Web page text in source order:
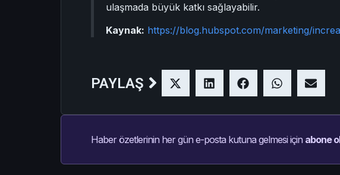
ulaşmada büyük katkı sağlayabilir.
Kaynak: https://blog.hubspot.com/marketing/
PAYLAŞ
Haber özetlerinin her gün e-posta kutuna gelmesi için abone